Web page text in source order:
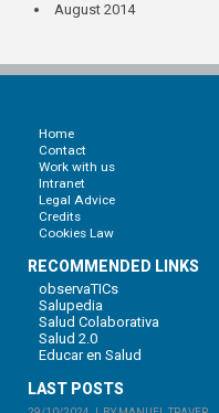
August 2014
Home
Contact
Work with us
Intranet
Legal Advice
Credits
Cookies Law
RECOMMENDED LINKS
observaTICs
Salupedia
Salud Colaborativa
Salud 2.0
Educar en Salud
LAST POSTS